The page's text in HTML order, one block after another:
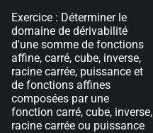
Exercice : Déterminer le
domaine de dérivabilité
d'une somme de fonctions
affine, carré, cube, inverse,
racine carrée, puissance et
de fonctions affines
composées par une
fonction carré, cube, inverse,
racine carrée ou puissance